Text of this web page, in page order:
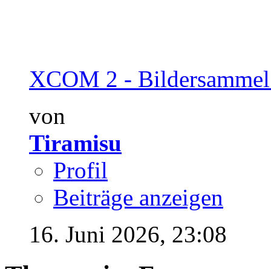
XCOM 2 -
von
Tiramisu
Profil
Beiträge anzeigen
16. Juni 2026, 23:08